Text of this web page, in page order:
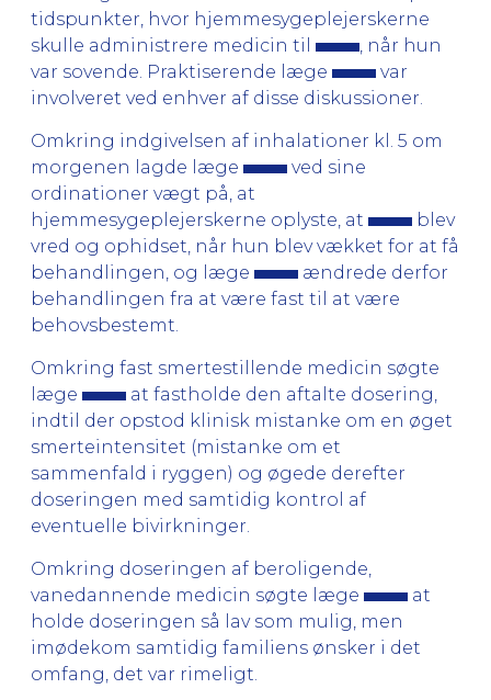
tidspunkter, hvor hjemmesygeplejerskerne
skulle administrere medicin til
, når hun
var sovende. Praktiserende læge
var
involveret ved enhver af disse diskussioner.
Omkring indgivelsen af inhalationer kl. 5 om
morgenen lagde læge
ved sine
ordinationer vægt på, at
hjemmesygeplejerskerne oplyste, at
blev
vred og ophidset, når hun blev vækket for at få
behandlingen, og læge
ændrede derfor
behandlingen fra at være fast til at være
behovsbestemt.
Omkring fast smertestillende medicin søgte
læge
at fastholde den aftalte dosering,
indtil der opstod klinisk mistanke om en øget
smerteintensitet (mistanke om et
sammenfald i ryggen) og øgede derefter
doseringen med samtidig kontrol af
eventuelle bivirkninger.
Omkring doseringen af beroligende,
vanedannende medicin søgte læge
at
holde doseringen så lav som mulig, men
imødekom samtidig familiens ønsker i det
omfang, det var rimeligt.